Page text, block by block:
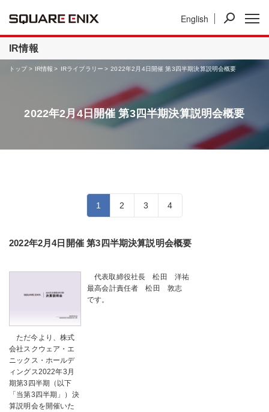
English
IR情報 事業紹介
IR情報
トップ IR情報 IRライブラリー 2022年2月4日開催 第3四半期決算説明会概要
2022年2月4日開催 第3四半期決算説明会概要
1 2 3 4
2022年2月4日開催 第3四半期決算説明会概要
ただ今より、株式
会社スクウェア・エ
ニックス・ホールデ
ィングス2022年3月
期第3四半期（以下
「当第3四半期」）決
算説明会を開催いた
代表取締役社長 松田 洋祐
最高会計責任者 松田 敦志
です。